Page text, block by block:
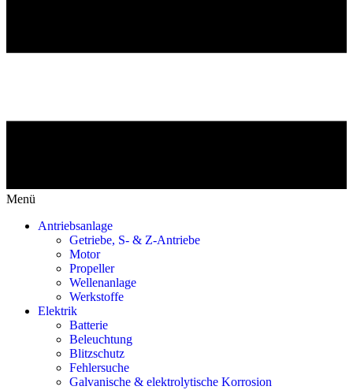
Menü
Antriebsanlage
Getriebe, S- & Z-Antriebe
Motor
Propeller
Wellenanlage
Werkstoffe
Elektrik
Batterie
Beleuchtung
Blitzschutz
Fehlersuche
Galvanische & elektrolytische Korrosion